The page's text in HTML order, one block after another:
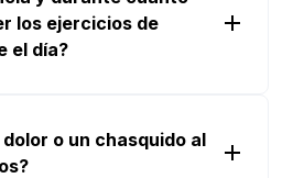
los ejercicios de
el día?
Breves pausas de 3
o un chasquido al